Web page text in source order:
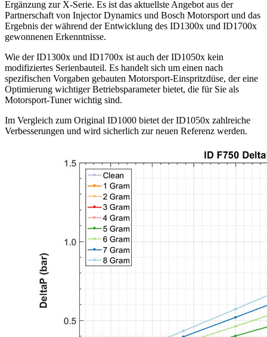
Ergänzung zur X-Serie. Es ist das aktuellste Angebot aus der
Partnerschaft von Injector Dynamics und Bosch Motorsport und das
Ergebnis der während der Entwicklung des ID1300x und ID1700x
gewonnenen Erkenntnisse.
Wie der ID1300x und ID1700x ist auch der ID1050x kein
modifiziertes Serienbauteil. Es handelt sich um einen nach
spezifischen Vorgaben gebauten Motorsport-Einspritzdüse, der eine
Optimierung wichtiger Betriebsparameter bietet, die für Sie als
Motorsport-Tuner wichtig sind.
Im Vergleich zum Original ID1000 bietet der ID1050x zahlreiche
Verbesserungen und wird sicherlich zur neuen Referenz werden.